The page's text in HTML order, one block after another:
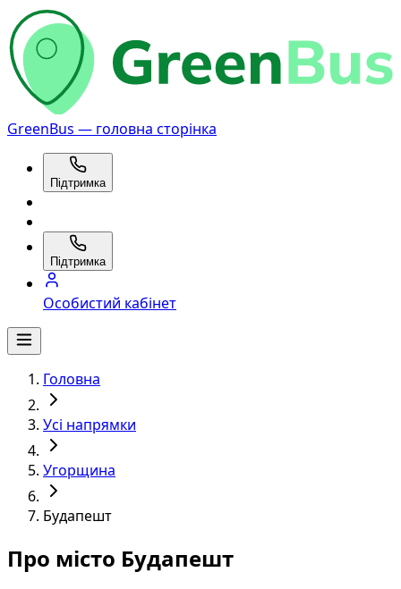
GreenBus — головна сторінка
Підтримка
Підтримка
Особистий кабінет
Головна
Усі напрямки
Угорщина
Будапешт
Про місто Будапешт